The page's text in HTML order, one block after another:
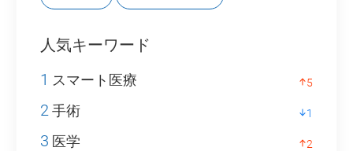
人気キーワード
1 スマート医療 5
2 手術 1
3 医学 2